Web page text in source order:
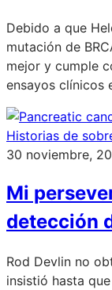
Debido a que
mutación de
mejor y cumple
ensayos clínicos
Historias de
30 noviembre,
Mi
detección
Rod Devlin no
insistió hasta